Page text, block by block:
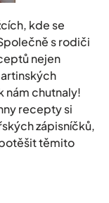
kde se
s rodiči
nejen
nám chutnaly!
recepty si
zápisníčků,
těmito